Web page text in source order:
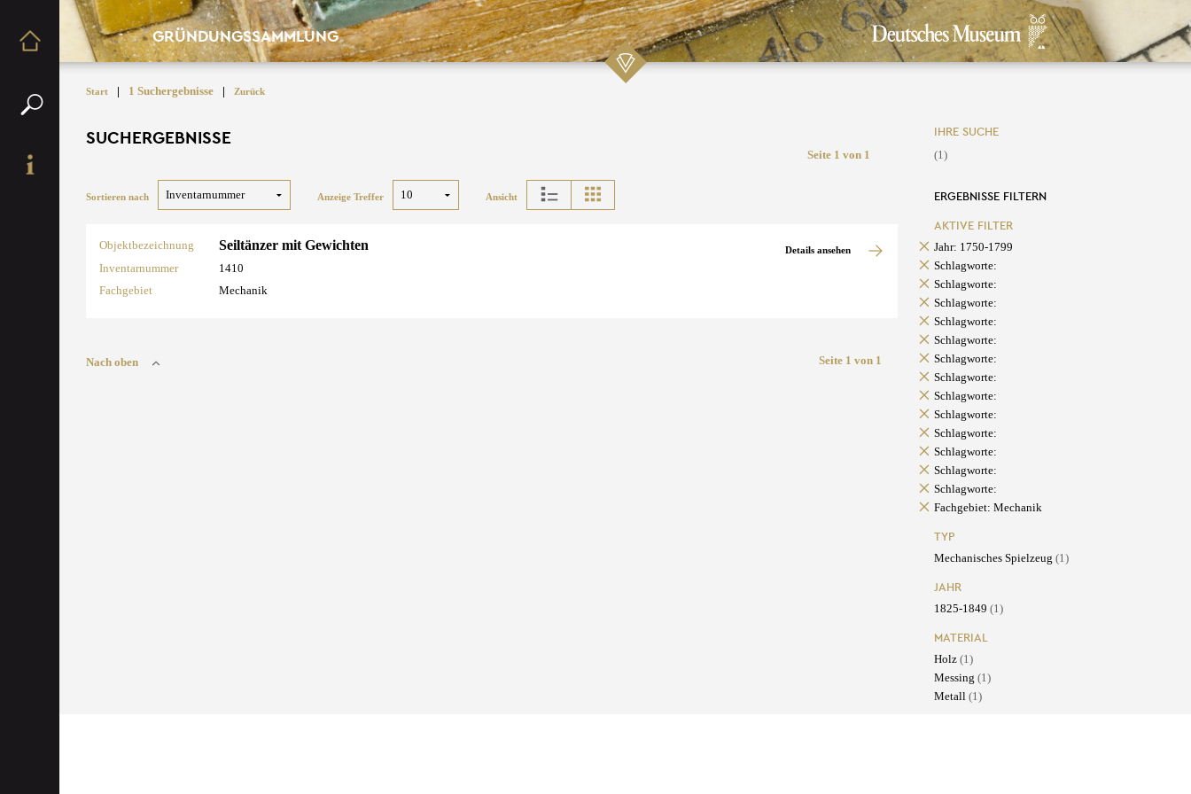
GRÜNDUNGSSAMMLUNG
Start | 1 Suchergebnisse | Zurück
SUCHERGEBNISSE
Seite 1 von 1
Sortieren nach Anzeige Treffer Ansicht
Objektbezeichnung Seiltänzer mit Gewichten
Inventarnummer
1410
Fachgebiet
Mechanik
Details ansehen
Nach oben Seite 1 von 1
IHRE SUCHE
(1)
ERGEBNISSE FILTERN
AKTIVE FILTER
Jahr: 1750-1799
Schlagworte:
Schlagworte:
Schlagworte:
Schlagworte:
Schlagworte:
Schlagworte:
Schlagworte:
Schlagworte:
Schlagworte:
Schlagworte:
Schlagworte:
Schlagworte:
Schlagworte:
Fachgebiet: Mechanik
TYP
Mechanisches Spielzeug (1)
JAHR
1825-1849 (1)
MATERIAL
Holz (1)
Messing (1)
Metall (1)